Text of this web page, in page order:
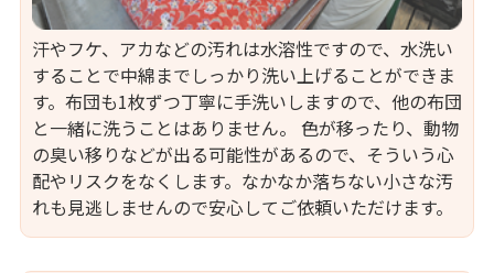
汗やフケ、アカなどの汚れは水溶性ですので、水洗い
することで中綿までしっかり洗い上げることができま
す。布団も1枚ずつ丁寧に手洗いしますので、他の布団
と一緒に洗うことはありません。 色が移ったり、動物
の臭い移りなどが出る可能性があるので、そういう心
配やリスクをなくします。なかなか落ちない小さな汚
れも見逃しませんので安心してご依頼いただけます。